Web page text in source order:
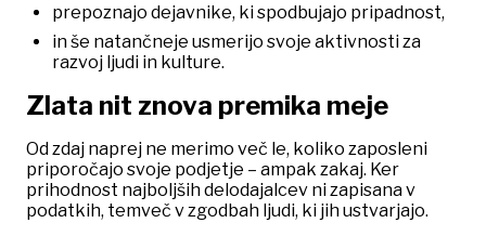
prepoznajo dejavnike, ki spodbujajo pripadnost,
in še natančneje usmerijo svoje aktivnosti za
razvoj ljudi in kulture.
Zlata nit znova premika meje
Od zdaj naprej ne merimo več le, koliko zaposleni
priporočajo svoje podjetje – ampak zakaj. Ker
prihodnost najboljših delodajalcev ni zapisana v
podatkih, temveč v zgodbah ljudi, ki jih ustvarjajo.